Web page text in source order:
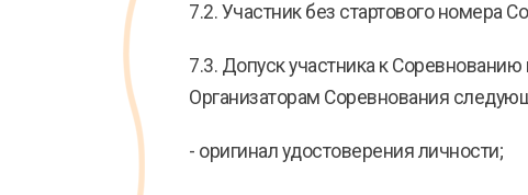
7.2. Участник без стартового номера
7.3. Допуск участника к
Организаторам Соревнования
- оригинал удостоверения личности;